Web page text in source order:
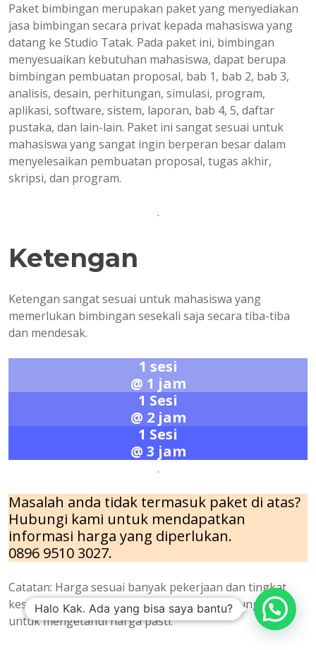
Paket bimbingan merupakan paket yang menyediakan
jasa bimbingan secara privat kepada mahasiswa yang
datang ke Studio Tatak. Pada paket ini, bimbingan
menyesuaikan kebutuhan mahasiswa, dapat berupa
bimbingan pembuatan proposal, bab 1, bab 2, bab 3,
analisis, desain, perhitungan, simulasi, program,
aplikasi, software, sistem, laporan, bab 4, 5, daftar
pustaka, dan lain-lain. Paket ini sangat sesuai untuk
mahasiswa yang sangat ingin berperan besar dalam
menyelesaikan pembuatan proposal, tugas akhir,
skripsi, dan program.
.
Ketengan
Ketengan sangat sesuai untuk mahasiswa yang
memerlukan bimbingan sesekali saja secara tiba-tiba
dan mendesak.
1 sesi
@ 1 jam
1 Sesi
@ 2 jam
1 Sesi
@ 3 jam
.
Masalah anda tidak termasuk paket di atas?
Hubungi kami untuk mendapatkan
informasi harga yang diperlukan.
0896 9510 3027.
Catatan: Harga sesuai banyak pekerjaan dan tingkat
kesulitan projek yang akan dikerjakan. Hubungi kami
untuk mengetahui harga pasti.
Halo Kak. Ada yang bisa saya bantu?